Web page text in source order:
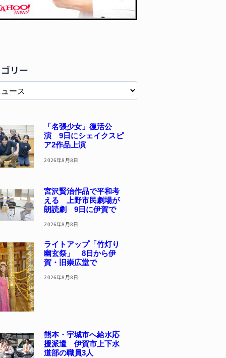
リー
「名張少女」復活公
演 9日にシェイクスピ
ア2作品上演
2026年8月8日
宮沢賢治作品で平和考
える 上野市民劇場が
朗読劇 9日に伊賀で
2026年8月8日
ライトアップ「竹灯り
幽玄祭」 8日から伊
賀・旧崇広堂で
2026年8月8日
熊本・宇城市へ給水応
援派遣 伊賀市上下水
道部の職員3人